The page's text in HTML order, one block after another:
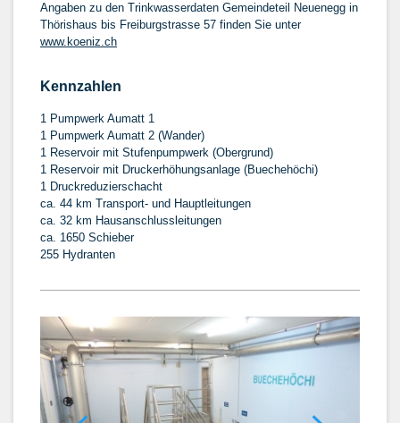
Angaben zu den Trinkwasserdaten Gemeindeteil Neuenegg in
Thörishaus bis Freiburgstrasse 57 finden Sie unter
www.koeniz.ch
Kennzahlen
1 Pumpwerk Aumatt 1
1 Pumpwerk Aumatt 2 (Wander)
1 Reservoir mit Stufenpumpwerk (Obergrund)
1 Reservoir mit Druckerhöhungsanlage (Buechehöchi)
1 Druckreduzierschacht
ca. 44 km Transport- und Hauptleitungen
ca. 32 km Hausanschlussleitungen
ca. 1650 Schieber
255 Hydranten